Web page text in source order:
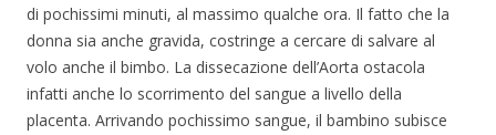
di pochissimi minuti, al massimo qualche ora. Il fatto che la
donna sia anche gravida, costringe a cercare di salvare al
volo anche il bimbo. La dissecazione dell’Aorta ostacola
infatti anche lo scorrimento del sangue a livello della
placenta. Arrivando pochissimo sangue, il bambino subisce